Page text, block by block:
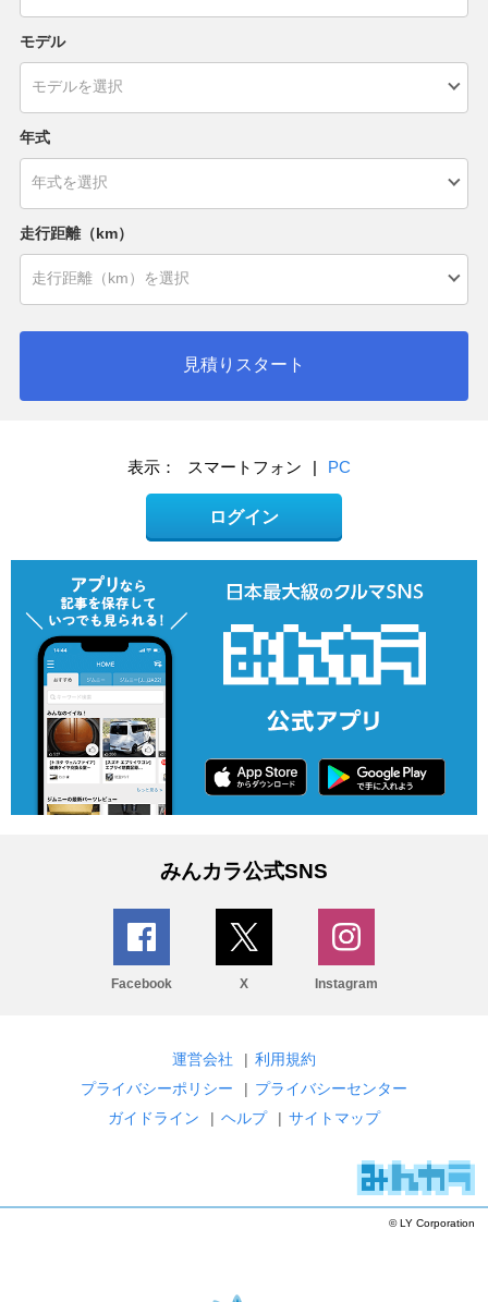
モデル
年式
走行距離（km）
見積りスタート
表示： スマートフォン | PC
ログイン
みんカラ公式SNS
Facebook X Instagram
運営会社 | 利用規約
プライバシーポリシー
| プライバシーセンター
ガイドライン
| ヘルプ | サイトマップ
© LY Corporation